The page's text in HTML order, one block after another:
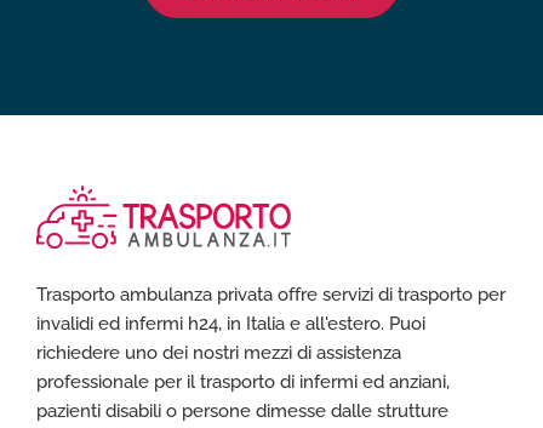
Trasporto ambulanza privata offre servizi di trasporto per
invalidi ed infermi h24, in Italia e all'estero. Puoi
richiedere uno dei nostri mezzi di assistenza
professionale per il trasporto di infermi ed anziani,
pazienti disabili o persone dimesse dalle strutture